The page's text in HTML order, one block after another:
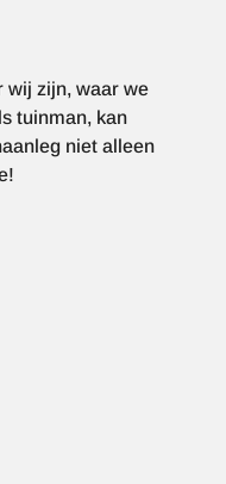
wij zijn, waar we
tuinman, kan
niet alleen